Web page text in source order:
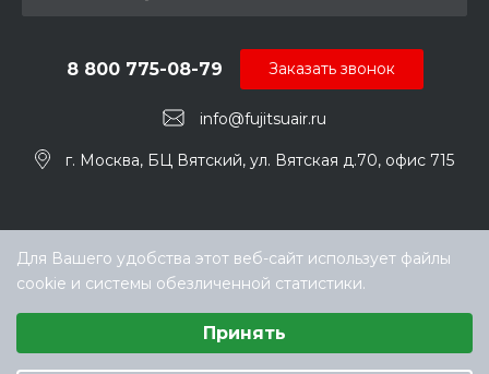
info@fujitsuair.ru
8 800 775-08-79
г. Москва, БЦ Вятский, ул. Вятская д.70, офис 715
Заказать звонок
Для Вашего удобства этот веб-сайт использует файлы
cookie и системы обезличенной статистики.
Принять